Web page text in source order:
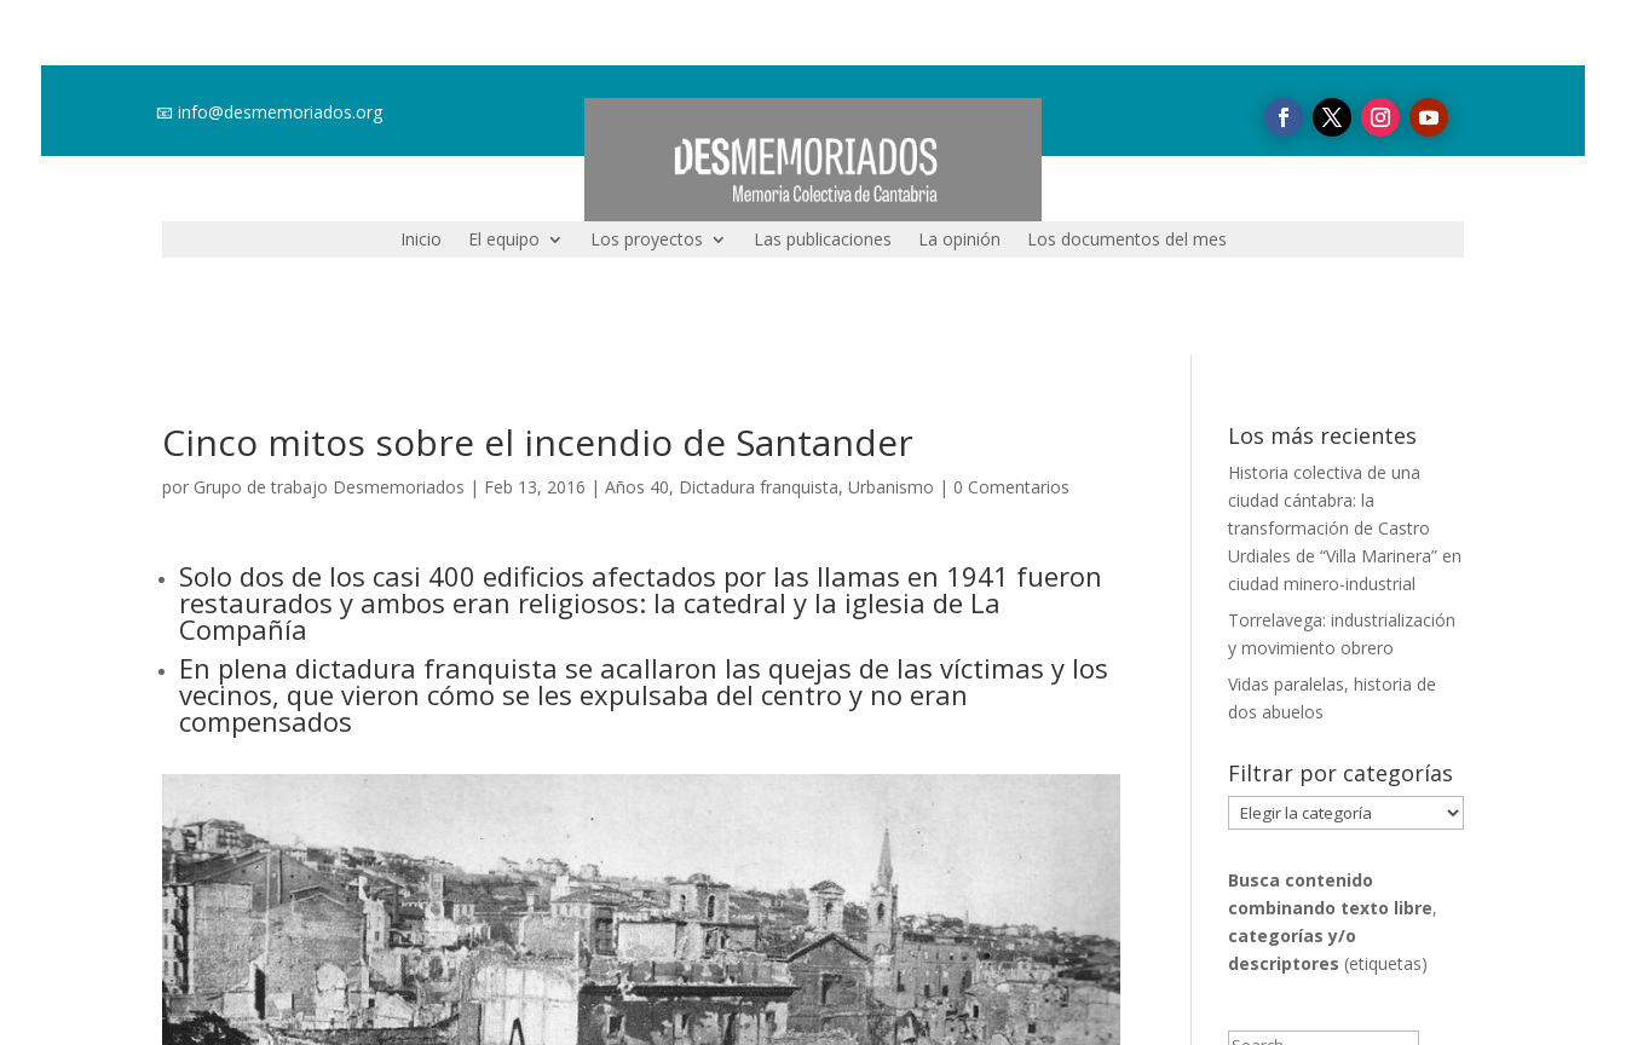
📧info@desmemoriados.org
Inicio El equipo Los proyectos Las publicaciones La opinión Los documentos del mes
Cinco mitos sobre el incendio de Santander
por Grupo de trabajo Desmemoriados | Feb 13, 2016 |Años 40, Dictadura franquista,Urbanismo | 0 Comentarios
Solo dos de los casi 400 edificios afectados por las llamas en 1941 fueron
restaurados y ambos eran religiosos: la catedral y la iglesia de La
Compañía
En plena dictadura franquista se acallaron las quejas de las víctimas y los
vecinos, que vieron cómo se les expulsaba del centro y no eran
compensados
Los más recientes
Historia colectiva de una
ciudad cántabra: la
transformación de Castro
Urdiales de “Villa Marinera” en
ciudad minero-industrial
Torrelavega: industrialización
y movimiento obrero
Vidas paralelas, historia de
dos abuelos
Filtrar por categorías
Filtrar
por
Busca contenido
combinando texto libre,
categorías y/o
descriptores (etiquetas)